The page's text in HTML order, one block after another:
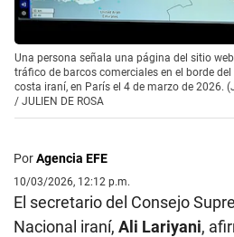
Una persona señala una página del sitio
tráfico de barcos comerciales en el borde del
costa iraní, en París el 4 de marzo de 2026.
/ JULIEN DE ROSA
PorAgencia EFE
10/03/2026, 12:12 p.m.
El secretario del Consejo
Nacional iraní, Ali Lariyani,